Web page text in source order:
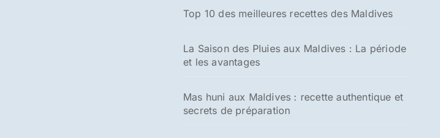
Top 10 des meilleures recettes des Maldives
La Saison des Pluies aux Maldives : La période
et les avantages
Mas huni aux Maldives : recette authentique et
secrets de préparation